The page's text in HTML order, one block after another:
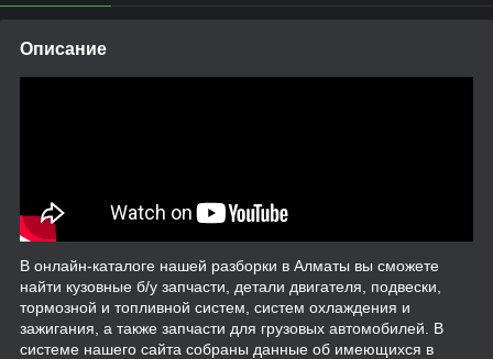
Описание
В онлайн-каталоге нашей разборки в Алматы вы сможете
найти кузовные б/у запчасти, детали двигателя, подвески,
тормозной и топливной систем, систем охлаждения и
зажигания, а также запчасти для грузовых автомобилей. В
системе нашего сайта собраны данные об имеющихся в